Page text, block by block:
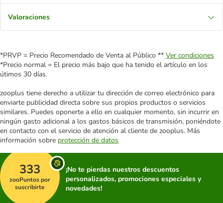
Valoraciones
*PRVP = Precio Recomendado de Venta al Público ** Ver condiciones
*Precio normal = El precio más bajo que ha tenido el artículo en los
útimos 30 días.
zooplus tiene derecho a utilizar tu dirección de correo electrónico para
enviarte publicidad directa sobre sus propios productos o servicios
similares. Puedes oponerte a ello en cualquier momento, sin incurrir en
ningún gasto adicional a los gastos básicos de transmisión, poniéndote
en contacto con el servicio de atención al cliente de zooplus. Más
información sobre protección de datos
333
zooPuntos por
suscribirte
¡No te pierdas nuestros descuentos
personalizados, promociones especiales y
novedades!